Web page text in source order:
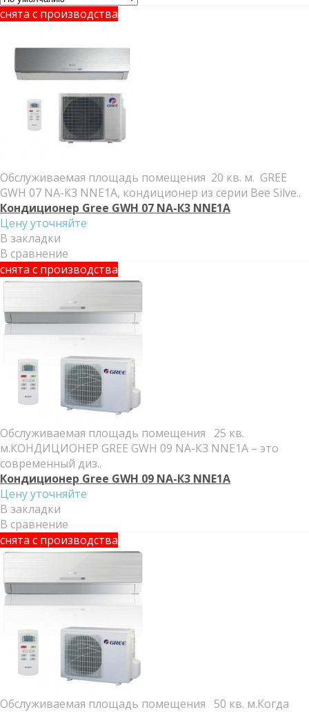
снята с производства
Обслуживаемая площадь помещения 20 кв. м. GREE
GWH 07 NА-К3 NNE1A, кондиционер из серии Bee Silve..
Кондиционер Gree GWH 07 NА-К3 NNE1A
Цену уточняйте
В закладки
В сравнение
снята с производства
Обслуживаемая площадь помещения 25 кв.
м.КОНДИЦИОНЕР GREE GWH 09 NА-К3 NNE1A – это
современный диз..
Кондиционер Gree GWH 09 NА-К3 NNE1A
Цену уточняйте
В закладки
В сравнение
снята с производства
Обслуживаемая площадь помещения 50 кв. м.Когда